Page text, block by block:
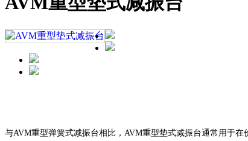
与AVM重型弹簧式减振台相比， AVM重型垫式减振台通常用于在